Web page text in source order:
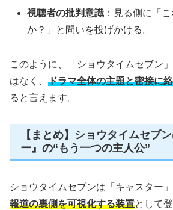
視聴者の批判意識 ：見る側に「
か？」と問いを投げかける。
このように、「ショウタイムセブン
はなく、 ドラマ全体の主題と密接に
ると言えます。
【まとめ】ショウタイムセブ
ー』の“もう一つの主人公”
ショウタイムセブンは「キャスター
報道の裏側を可視化する装置として